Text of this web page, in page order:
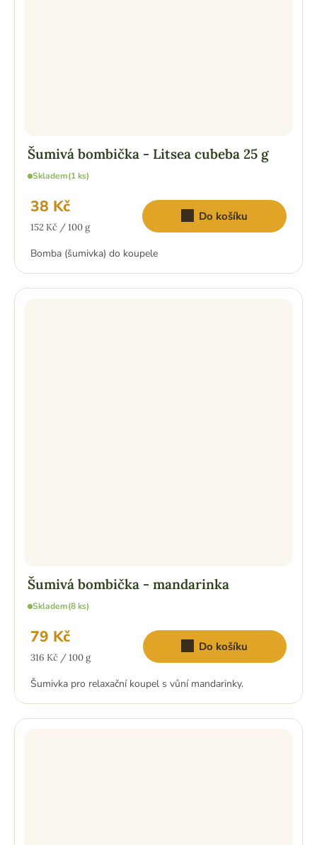
Šumivá bombička - Litsea cubeba 25 g
Skladem(1 ks)
38 Kč
Měrná
152 Kč / 100 g
Do košíku
Bomba (šumivka) do koupele
Šumivá bombička - mandarinka
Skladem(8 ks)
79 Kč
Měrná
316 Kč / 100 g
Do košíku
Šumivka pro relaxační koupel s vůní mandarinky.